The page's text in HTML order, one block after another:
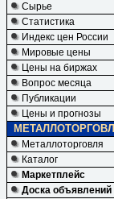
Сырье
Статистика
Индекс цен России
Мировые цены
Цены на биржах
Вопрос месяца
Публикации
Цены и прогнозы
Металлоторговля
Каталог
Маркетплейс
Доска объявлений